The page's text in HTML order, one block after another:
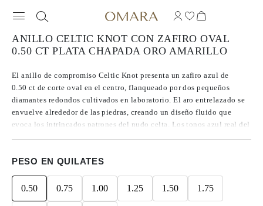
ANILLO CELTIC KNOT CON ZAFIRO OVAL
0.50 CT PLATA CHAPADA ORO AMARILLO
El anillo de compromiso Celtic Knot presenta un zafiro azul de
0.50 ct de corte oval en el centro, flanqueado por dos pequeños
diamantes redondos cultivados en laboratorio. El aro entrelazado se
envuelve alrededor de las piedras, creando un diseño fluido que
evoca los intrincados patrones del nudo celta. Los tonos azul real del
amarillo 14K aportan al anillo una sensación de movimiento
constante y una delicada artesanía.
PESO EN QUILATES
0.50 0.75 1.00 1.25 1.50 1.75